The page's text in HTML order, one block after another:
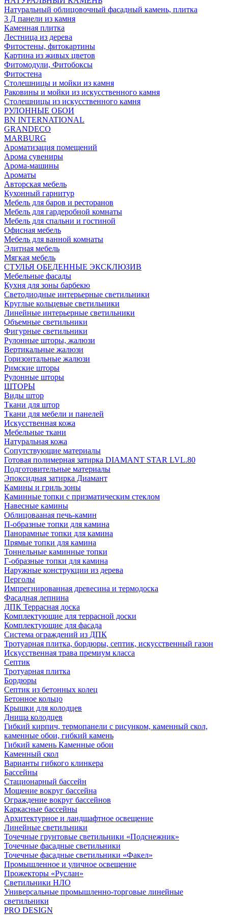
Натуральный облицовочный фасадный камень, плитка
3 Д панели из камня
Каменная плитка
Лестница из дерева
Фитостены, фитокартины
Картина из живых цветов
Фитомодули, Фитобоксы
Фитостена
Столешницы и мойки из камня
Раковины и мойки из искусственного камня
Столешницы из искусственного камня
РУЛОННЫЕ ОБОИ
BN INTERNATIONAL
GRANDECO
MARBURG
Ароматизация помещений
Арома сувениры
Арома-машины
Ароматы
Авторская мебель
Кухонный гарнитур
Мебель для баров и ресторанов
Мебель для гардеробной комнаты
Мебель для спальни и гостиной
Офисная мебель
Мебель для ванной комнаты
Элитная мебель
Мягкая мебель
СТУЛЬЯ ОБЕДЕННЫЕ ЭКСКЛЮЗИВ
Мебельные фасады
Кухня для зоны барбекю
Светодиодные интерьерные светильники
Круглые кольцевые светильники
Линейные интерьерные светильники
Объемные светильники
Фигурные светильники
Рулонные шторы, жалюзи
Вертикальные жалюзи
Горизонтальные жалюзи
Римские шторы
Рулонные шторы
ШТОРЫ
Виды штор
Ткани для штор
Ткани для мебели и панелей
Искусственная кожа
Мебельные ткани
Натуральная кожа
Сопутствующие материалы
Готовая полимерная затирка DIAMANT STAR LVL.80
Подготовительные материалы
Эпоксидная затирка Диамант
Камины и гриль зоны
Каминные топки с призматическим стеклом
Навесные камины
Облицовааная печь-камин
П-образные топки для камина
Панорамные топки для камина
Прямые топки для камина
Тоннельные каминные топки
Г-образные топки для камина
Наружные конструкции из дерева
Перголы
Импрегнированная древесина и термодоска
Фасадная лепнина
ДПК Террасная доска
Комплектующие для террасной доски
Комплектующие для фасада
Система ограждений из ДПК
Тротуарная плитка, бордюры, септик, искусственный газон
Искусственная трава премиум класса
Септик
Тротуарная плитка
Бордюры
Септик из бетонных колец
Бетонное кольцо
Крышки для колодцев
Днища колодцев
Гибкий кирпич, термопанели с рисунком, каменный скол,
каменные обои, гибкий камень
Гибкий камень Каменные обои
Каменный скол
Варианты гибкого клинкера
Бассейны
Стационарный бассейн
Мощение вокруг бассейна
Ограждение вокруг бассейнов
Каркасные бассейны
Архитектурное и ландшафтное освещение
Линейные светильники
Точечные грунтовые светильники «Подснежник»
Точечные фасадные светильники
Точечные фасадные светильники «Факел»
Промышленное и уличное освещение
Прожекторы «Руслан»
Светильники НЛО
Универсальные промышленно-торговые линейные
светильники
PRO DESIGN